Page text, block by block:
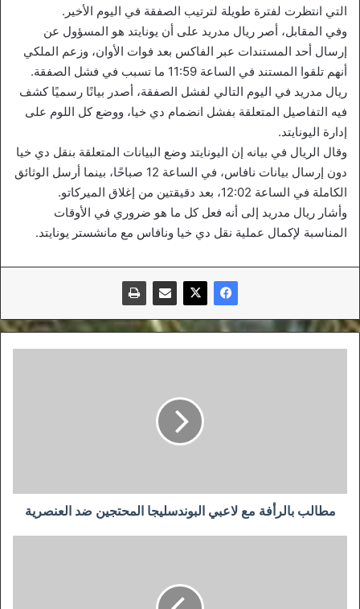
التي انتظرت لفترة طويلة لترتيب الصفقة في اليوم الأخير.
وفي المقابل، أصر ريال مدريد على أن يونايتد هو المسؤول عن
إرسال أحد المستندات عبر الفاكس بعد فوات الأوان، وزعم الملكي
أنهم تلقوا المستند في الساعة 11:59 ما تسبب في فشل الصفقة.
ريال مدريد في اليوم التالي لفشل الصفقة، أصدر بيانًا رسميًا كشف
فيه التفاصيل المتعلقة بفشل انضمام دي خيا، ووضع كل اللوم على
إدارة اليونايتد.
وقال الريال في بيانه إن اليونايتد وضع البيانات المتعلقة بنقل دي خيا
دون إرسال بيانات نافاس، في الساعة 12 صباحًا، بينما أرسل الوثائق
الكاملة في الساعة 12:02، بعد دقيقتين من إغلاق الميركاتو.
وأشار ريال مدريد إلى أنه فعل كل ما هو ضروري في الأوقات
المناسبة لإكمال عملية نقل دي خيا ونافاس مع مانشستر يونايتد.
مطالب بالرأفة مع لاعبي البوندسليجا المحتجين ضد العنصرية